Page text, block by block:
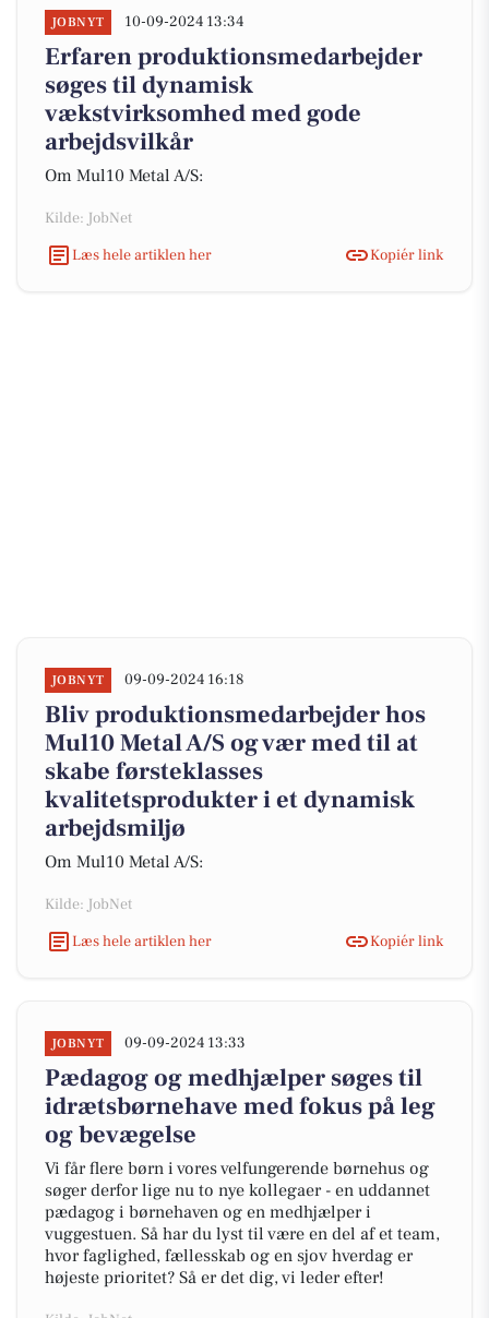
JOBNYT 10-09-2024 13:34
Erfaren produktionsmedarbejder
søges til dynamisk
vækstvirksomhed med gode
arbejdsvilkår
Om Mul10 Metal A/S:
Kilde: JobNet
Læs hele artiklen her
Kopiér link
JOBNYT 09-09-2024 16:18
Bliv produktionsmedarbejder hos
Mul10 Metal A/S og vær med til at
skabe førsteklasses
kvalitetsprodukter i et dynamisk
arbejdsmiljø
Om Mul10 Metal A/S:
Kilde: JobNet
Læs hele artiklen her
Kopiér link
JOBNYT 09-09-2024 13:33
Pædagog og medhjælper søges til
idrætsbørnehave med fokus på leg
og bevægelse
Vi får flere børn i vores velfungerende børnehus og
søger derfor lige nu to nye kollegaer - en uddannet
pædagog i børnehaven og en medhjælper i
vuggestuen. Så har du lyst til være en del af et team,
hvor faglighed, fællesskab og en sjov hverdag er
højeste prioritet? Så er det dig, vi leder efter!